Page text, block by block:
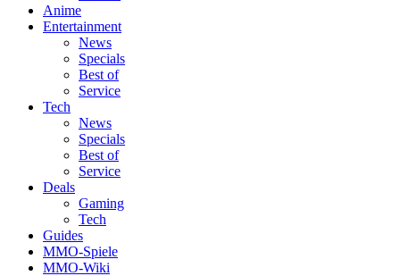
Anime
Entertainment
News
Specials
Best of
Service
Tech
News
Specials
Best of
Service
Deals
Gaming
Tech
Guides
MMO-Spiele
MMO-Wiki